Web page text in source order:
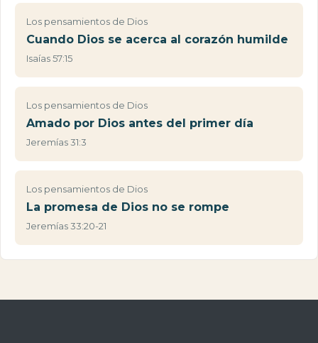
Los pensamientos de Dios
Cuando Dios se acerca al corazón humilde
Isaías 57:15
Los pensamientos de Dios
Amado por Dios antes del primer día
Jeremías 31:3
Los pensamientos de Dios
La promesa de Dios no se rompe
Jeremías 33:20-21